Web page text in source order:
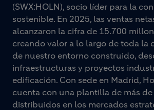
(SWX:HOLN), socio líder para la
sostenible. En 2025, las ventas
alcanzaron la cifra de 15.700
creando valor a lo largo de toda la
de nuestro entorno construido,
infraestructuras y proyectos
edificación. Con sede en Madrid,
cuenta con una plantilla de más de
distribuidos en los mercados